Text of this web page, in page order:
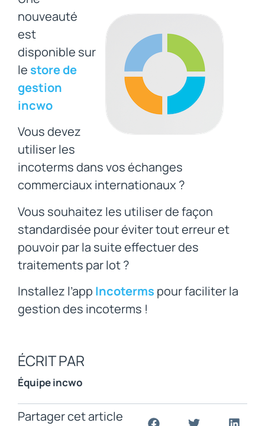
nouveauté
est
disponible sur
le store de
gestion
incwo
Vous devez
utiliser les
incoterms dans vos échanges
commerciaux internationaux ?
Vous souhaitez les utiliser de façon
standardisée pour éviter tout erreur et
pouvoir par la suite effectuer des
traitements par lot ?
Installez l’app Incoterms pour faciliter la
gestion des incoterms !
ÉCRIT PAR
Équipe incwo
Partager cet article